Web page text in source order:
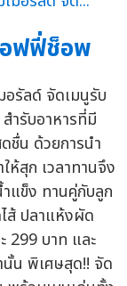
ฟฟี่ช็อพ
อรัลด์ จัดเมนูรับ
ำรับอาหารที่มี
ชื่น ด้วยการนำ
ห้สุก เวลาทานจึง
แข็ง ทานคู่กับลูก
ส้ ปลาแห้งผัด
299 บาท และ
นั้น พิเศษสุด!! จัด